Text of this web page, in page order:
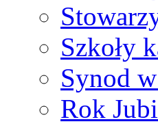
Szkoły
Synod
Rok